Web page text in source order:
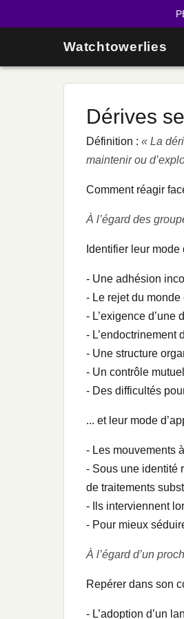
Watchtowerlies
Dérives
Définition : « La
maintenir ou
Comment réagir
À l’égard des
Identifier leur
- Une adhésion
- Le rejet du monde
- L’exigence
- L’endoctrinement
- Une structure
- Un contrôle
- Des difficultés
... et leur mode
- Les mouvements
- Sous une identité
de traitements
- Ils interviennent
- Pour mieux
À l’égard d’un
Repérer dans son
- L’adoption d’un